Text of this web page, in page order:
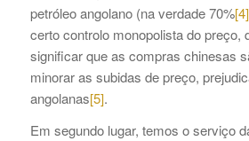
petróleo angolano (na verdade 70%[4]
certo controlo monopolista do preço,
significar que as compras chinesas
minorar as subidas de preço,
angolanas[5].
Em segundo lugar, temos o serviço